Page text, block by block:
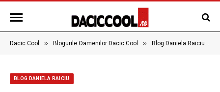
Dacic Cool » Blogurile Oamenilor Dacic Cool » Blog Daniela Raiciu
BLOG DANIELA RAICIU